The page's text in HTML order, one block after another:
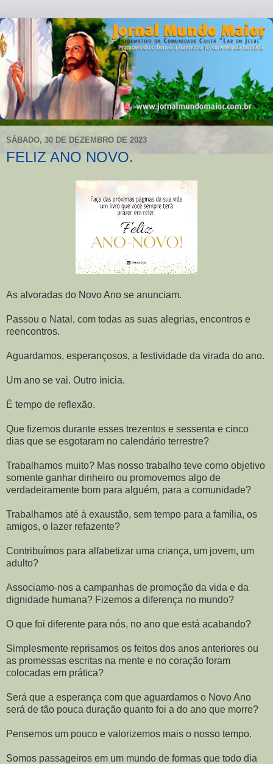
SÁBADO, 30 DE DEZEMBRO DE 2023
FELIZ ANO NOVO.
As alvoradas do Novo Ano se anunciam.
Passou o Natal, com todas as suas alegrias, encontros e
reencontros.
Aguardamos, esperançosos, a festividade da virada do ano.
Um ano se vai. Outro inicia.
É tempo de reflexão.
Que fizemos durante esses trezentos e sessenta e cinco
dias que se esgotaram no calendário terrestre?
Trabalhamos muito? Mas nosso trabalho teve como objetivo
somente ganhar dinheiro ou promovemos algo de
verdadeiramente bom para alguém, para a comunidade?
Trabalhamos até à exaustão, sem tempo para a família, os
amigos, o lazer refazente?
Contribuímos para alfabetizar uma criança, um jovem, um
adulto?
Associamo-nos a campanhas de promoção da vida e da
dignidade humana? Fizemos a diferença no mundo?
O que foi diferente para nós, no ano que está acabando?
Simplesmente reprisamos os feitos dos anos anteriores ou
as promessas escritas na mente e no coração foram
colocadas em prática?
Será que a esperança com que aguardamos o Novo Ano
será de tão pouca duração quanto foi a do ano que morre?
Pensemos um pouco e valorizemos mais o nosso tempo.
Somos passageiros em um mundo de formas que todo dia